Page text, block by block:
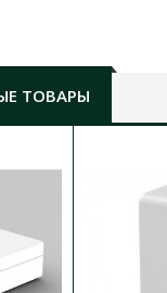
25x16 мм
мм
ПВХ не
IP44
ТОВАРЫ